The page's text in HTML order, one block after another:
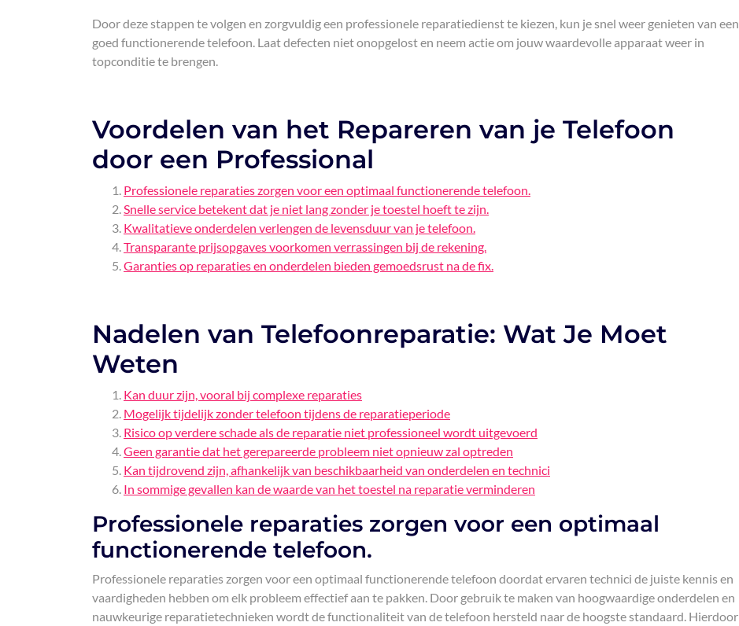
Door deze stappen te volgen en zorgvuldig een professionele reparatiedienst te kiezen, kun je snel weer genieten van een
goed functionerende telefoon. Laat defecten niet onopgelost en neem actie om jouw waardevolle apparaat weer in
topconditie te brengen.
Voordelen van het Repareren van je Telefoon
door een Professional
Professionele reparaties zorgen voor een optimaal functionerende telefoon.
Snelle service betekent dat je niet lang zonder je toestel hoeft te zijn.
Kwalitatieve onderdelen verlengen de levensduur van je telefoon.
Transparante prijsopgaves voorkomen verrassingen bij de rekening.
Garanties op reparaties en onderdelen bieden gemoedsrust na de fix.
Nadelen van Telefoonreparatie: Wat Je Moet
Weten
Kan duur zijn, vooral bij complexe reparaties
Mogelijk tijdelijk zonder telefoon tijdens de reparatieperiode
Risico op verdere schade als de reparatie niet professioneel wordt uitgevoerd
Geen garantie dat het gerepareerde probleem niet opnieuw zal optreden
Kan tijdrovend zijn, afhankelijk van beschikbaarheid van onderdelen en technici
In sommige gevallen kan de waarde van het toestel na reparatie verminderen
Professionele reparaties zorgen voor een optimaal
functionerende telefoon.
Professionele reparaties zorgen voor een optimaal functionerende telefoon doordat ervaren technici de juiste kennis en
vaardigheden hebben om elk probleem effectief aan te pakken. Door gebruik te maken van hoogwaardige onderdelen en
nauwkeurige reparatietechnieken wordt de functionaliteit van de telefoon hersteld naar de hoogste standaard. Hierdoor